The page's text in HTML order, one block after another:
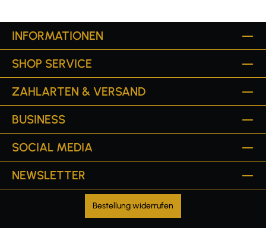
INFORMATIONEN
SHOP SERVICE
ZAHLARTEN & VERSAND
BUSINESS
SOCIAL MEDIA
NEWSLETTER
Bestellung widerrufen